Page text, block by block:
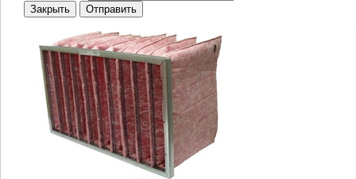
Закрыть Отправить